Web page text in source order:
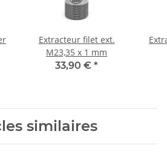
Extracteur filet ext.
M23,35 x 1 mm
33,90 € *
similaires